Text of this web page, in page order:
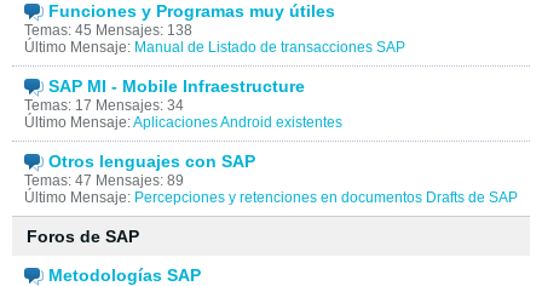
Funciones y Programas muy útiles
Temas: 45 Mensajes: 138
Último Mensaje: Manual de Listado de transacciones SAP
SAP MI - Mobile Infraestructure
Temas: 17 Mensajes: 34
Último Mensaje:Aplicaciones Android existentes
Otros lenguajes con SAP
Temas: 47 Mensajes: 89
Último Mensaje: Percepciones y retenciones en documentos Drafts de SAP
Foros de SAP
Metodologías SAP